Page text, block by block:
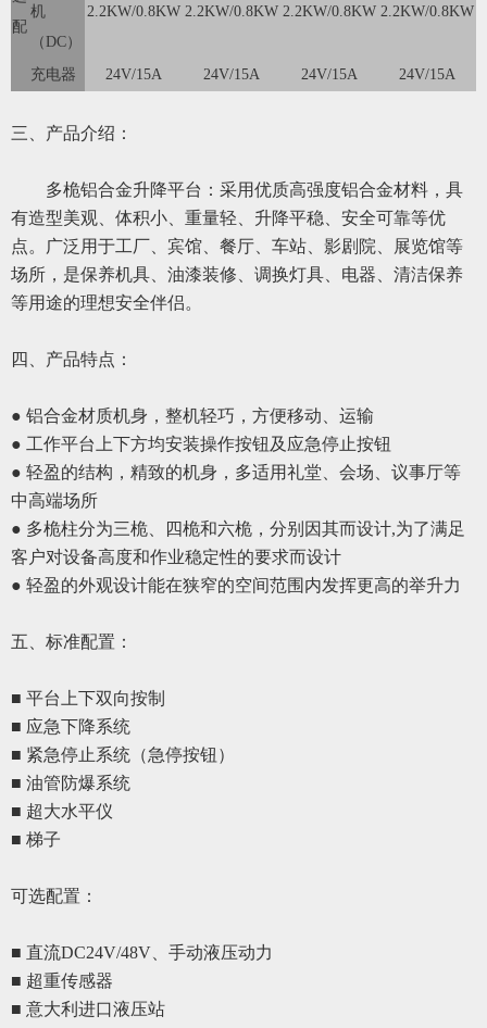
配
机
（DC）
2.2KW/0.8KW 2.2KW/0.8KW 2.2KW/0.8KW 2.2KW/0.8KW
充电器 24V/15A 24V/15A 24V/15A 24V/15A
三、产品介绍：
多桅铝合金升降平台：采用优质高强度铝合金材料，具
有造型美观、体积小、重量轻、升降平稳、安全可靠等优
点。广泛用于工厂、宾馆、餐厅、车站、影剧院、展览馆等
场所，是保养机具、油漆装修、调换灯具、电器、清洁保养
等用途的理想安全伴侣。
四、 产品特点：
● 铝合金材质机身，整机轻巧，方便移动、运输
● 工作平台上下方均安装操作按钮及应急停止按钮
● 轻盈的结构，精致的机身，多适用礼堂、会场、议事厅等
中高端场所
● 多桅柱分为三桅、四桅和六桅，分别因其而设计,为了满足
客户对设备高度和作业稳定性的要求而设计
● 轻盈的外观设计能在狭窄的空间范围内发挥更高的举升力
五、 标准配置 ：
■ 平台上下双向按制
■ 应急下降系统
■ 紧急停止系统 （急停按钮 ）
■ 油管防爆系统
■ 超大水平仪
■ 梯子
可选配置 ：
■ 直流DC24V/48V
手动液压动力
■ 超重传感器
■ 意大利进口液压站